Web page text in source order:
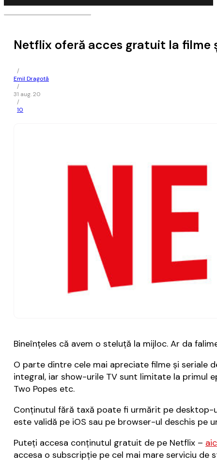
Netflix oferă acces gratuit la filme
/
Emil Dragotă
/
31 aug. 20
/
10
Bineînțeles că avem o steluță la mijloc. Ar da
O parte dintre cele mai apreciate filme și seriale
integral, iar show-urile TV sunt limitate la primul
Two Popes etc.
Conținutul fără taxă poate fi urmărit pe desktop-
este validă pe iOS sau pe browser-ul deschis pe
Puteți accesa conținutul gratuit de pe Netflix –
accesa o subscripție pe cel mai mare serviciu de